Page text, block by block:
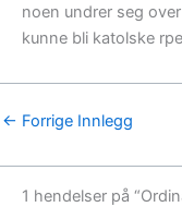
noen undrer seg
kunne bli katolske
← Forrige Innlegg
1 hendelser på